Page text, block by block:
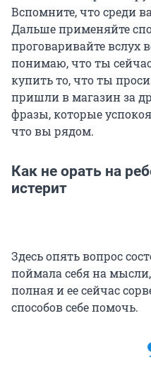
Вспомните, что среди
Дальше применяйте
проговаривайте вслух
понимаю, что ты
купить то, что ты
пришли в магазин за
фразы, которые
что вы рядом.
Как не орать на
истерит
Здесь опять вопрос
поймала себя на
полная и ее сейчас
способов себе помочь.